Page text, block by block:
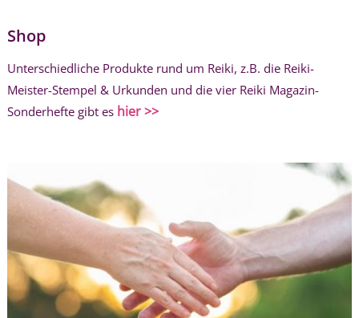
Shop
Unterschiedliche Produkte rund um Reiki, z.B. die Reiki-
Meister-Stempel & Urkunden und die vier Reiki Magazin-
Sonderhefte gibt es hier >>